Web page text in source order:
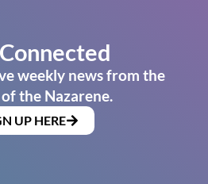
weekly news from the
the Nazarene.
UP HERE